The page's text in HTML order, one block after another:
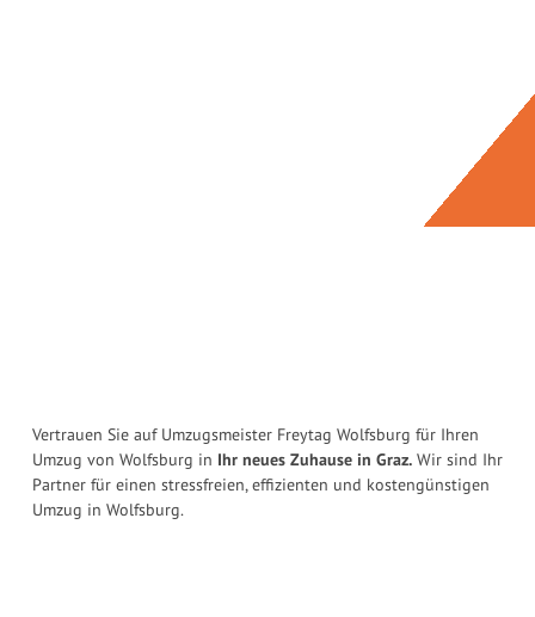
Vertrauen Sie auf Umzugsmeister Freytag Wolfsburg für Ihren
Umzug von Wolfsburg in Ihr neues Zuhause in Graz. Wir sind Ihr
Partner für einen stressfreien, effizienten und kostengünstigen
Umzug in Wolfsburg.